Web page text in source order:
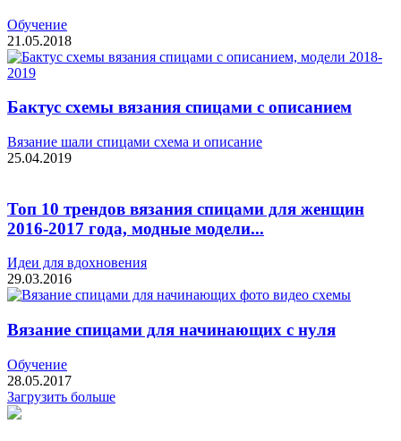
Обучение
21.05.2018
Бактус схемы вязания спицами с описанием
Вязание шали спицами схема и описание
25.04.2019
Топ 10 трендов вязания спицами для женщин
2016-2017 года, модные модели...
Идеи для вдохновения
29.03.2016
Вязание спицами для начинающих с нуля
Обучение
28.05.2017
Загрузить больше